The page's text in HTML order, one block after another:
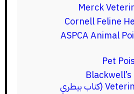
Merck
Cornell Feline
ASPCA Animal
Pet
Veterinary Consult (كتاب بيطري